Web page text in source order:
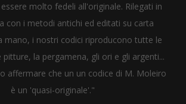
molto fedeli all'originale. Rilegati in
con i metodi antichi ed editati su carta
mano, i nostri codici riproducono tutte le
la pergamena, gli ori e gli argenti...
affermare che un un codice di M. Moleiro
è un 'quasi-originale'."